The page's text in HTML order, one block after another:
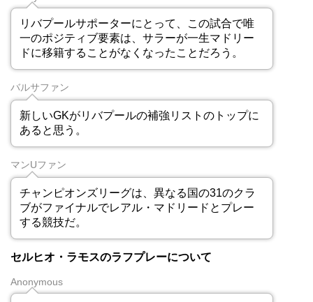
リバプールサポーターにとって、この試合で唯
一のポジティブ要素は、サラーが一生マドリー
ドに移籍することがなくなったことだろう。
バルサファン
新しいGKがリバプールの補強リストのトップに
あると思う。
マンUファン
チャンピオンズリーグは、異なる国の31のクラ
ブがファイナルでレアル・マドリードとプレー
する競技だ。
セルヒオ・ラモスのラフプレーについて
Anonymous